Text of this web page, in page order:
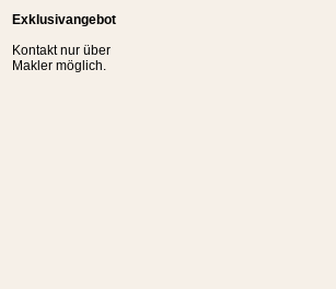
Exklusivangebot
Kontakt nur über
Makler möglich.